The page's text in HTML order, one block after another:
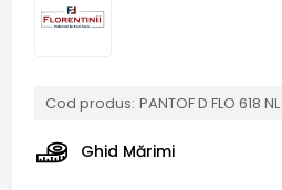
Cod produs: PANTOF D FLO 618 NL
Ghid Mărimi